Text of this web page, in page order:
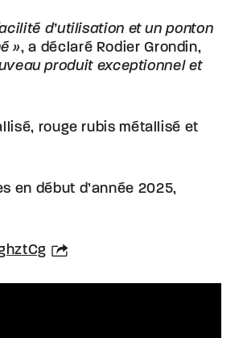
d’utilisation et un ponton
», a déclaré Rodier Grondin,
produit exceptionnel et
rouge rubis métallisé et
en début d’année 2025,